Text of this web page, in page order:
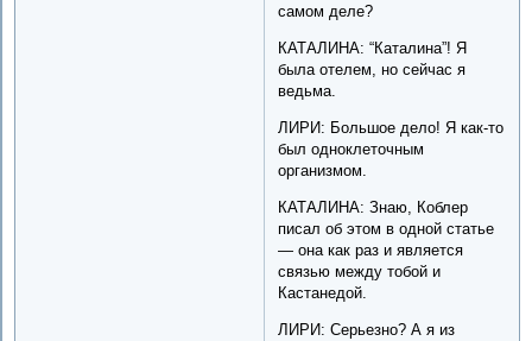
самом деле?
КАТАЛИНА: “Каталина”! Я
была отелем, но сейчас я
ведьма.
ЛИРИ: Большое дело! Я как-то
был одноклеточным
организмом.
КАТАЛИНА: Знаю, Коблер
писал об этом в одной статье
— она как раз и является
связью между тобой и
Кастанедой.
ЛИРИ: Серьезно? А я из